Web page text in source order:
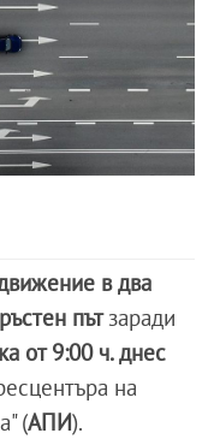
в два
пътзаради
от 9:00 ч. днес
на
(АПИ).